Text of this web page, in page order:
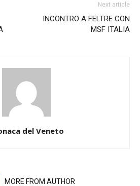
Next article
INCONTRO A FELTRE CON
MSF ITALIA
del Veneto
MORE FROM AUTHOR